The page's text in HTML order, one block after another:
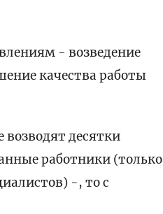
- возведение
качества работы
десятки
работники (только
-, то с